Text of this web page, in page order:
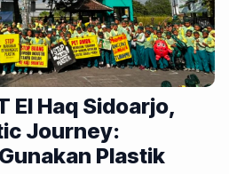
El Haq Sidoarjo,
Journey:
Plastik